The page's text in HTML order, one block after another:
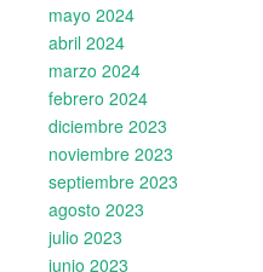
mayo 2024
abril 2024
marzo 2024
febrero 2024
diciembre 2023
noviembre 2023
septiembre 2023
agosto 2023
julio 2023
junio 2023